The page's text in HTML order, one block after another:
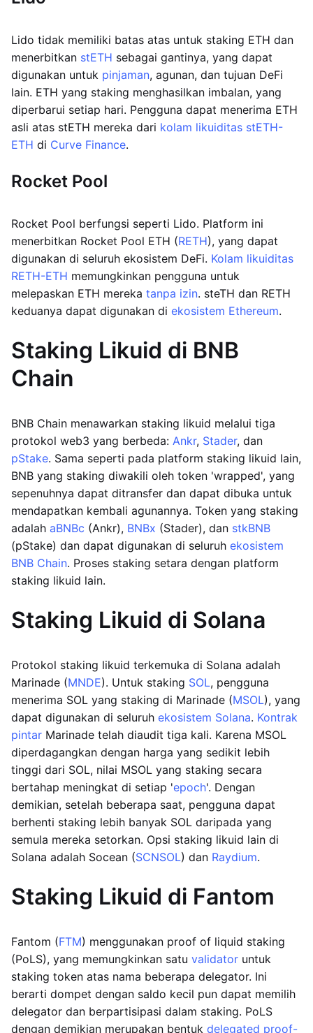
Lido tidak memiliki batas atas untuk staking ETH dan
menerbitkan stETH sebagai gantinya, yang dapat
digunakan untuk pinjaman, agunan, dan tujuan DeFi
lain. ETH yang staking menghasilkan imbalan, yang
diperbarui setiap hari. Pengguna dapat menerima ETH
asli atas stETH mereka dari kolam likuiditas stETH-
ETH di Curve Finance.
Rocket Pool
Rocket Pool berfungsi seperti Lido. Platform ini
menerbitkan Rocket Pool ETH (RETH), yang dapat
digunakan di seluruh ekosistem DeFi. Kolam likuiditas
RETH-ETH memungkinkan pengguna untuk
melepaskan ETH mereka tanpa izin. steTH dan RETH
keduanya dapat digunakan di ekosistem Ethereum.
Staking Likuid di BNB
Chain
BNB Chain menawarkan staking likuid melalui tiga
protokol web3 yang berbeda: Ankr, Stader, dan
pStake. Sama seperti pada platform staking likuid lain,
BNB yang staking diwakili oleh token 'wrapped', yang
sepenuhnya dapat ditransfer dan dapat dibuka untuk
mendapatkan kembali agunannya. Token yang staking
adalah aBNBc (Ankr), BNBx (Stader), dan stkBNB
(pStake) dan dapat digunakan di seluruh ekosistem
BNB Chain. Proses staking setara dengan platform
staking likuid lain.
Staking Likuid di Solana
Protokol staking likuid terkemuka di Solana adalah
Marinade (MNDE). Untuk staking SOL, pengguna
menerima SOL yang staking di Marinade (MSOL), yang
dapat digunakan di seluruh ekosistem Solana. Kontrak
pintar Marinade telah diaudit tiga kali. Karena MSOL
diperdagangkan dengan harga yang sedikit lebih
tinggi dari SOL, nilai MSOL yang staking secara
bertahap meningkat di setiap 'epoch'. Dengan
demikian, setelah beberapa saat, pengguna dapat
berhenti staking lebih banyak SOL daripada yang
semula mereka setorkan. Opsi staking likuid lain di
Solana adalah Socean (SCNSOL) dan Raydium.
Staking Likuid di Fantom
Fantom (FTM) menggunakan proof of liquid staking
(PoLS), yang memungkinkan satu validator untuk
staking token atas nama beberapa delegator. Ini
berarti dompet dengan saldo kecil pun dapat memilih
delegator dan berpartisipasi dalam staking. PoLS
dengan demikian merupakan bentuk delegated proof-